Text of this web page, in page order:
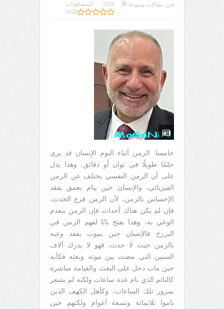
2026
في: مقالات متنوعة
المشاهدات
1050
خامسا: الزمن أثناء النوم الإنسان قد يرى
حلمًا طويلًا في ثوان أو دقائق، وهذا يدل
على أن الزمن النفسي يختلف عن الزمن
الفيزيائي، والإنسان حين ينام بعمق يفقد
الإحساس بالزمن، لأن الزمن فرع الحدث،
فإن لم يكن هناك أحداث فإن الزمن ينعدم
الوعي به، وهذا يفتح بابًا لفهم الزمن في
البرزخ فالإنسان حين يموت يفقد وعيه
بالزمن حيث لا حدث، فهو لا يدرك آلاف
السنين التي مضت بين موته وبعثه فكأنه
حين مات دخل على البعث والقيامة مباشرة
كالنائم الذي نام عدة ساعات ولكنه لم يشعر
بمرور تلك الساعات، وكأهل الكهف الذين
ناموا ثلاثمائة وتسعة أعوام ولكنهم حين